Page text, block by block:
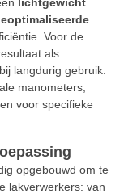
Voor de
als
langdurig gebruik.
manometers,
voor specifieke
opgebouwd om te
lakverwerkers: van